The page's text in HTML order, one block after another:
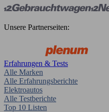
Unsere Partnerseiten:
Erfahrungen & Tests
Alle Marken
Alle Erfahrungsberichte
Elektroautos
Alle Testberichte
Top 10 Listen